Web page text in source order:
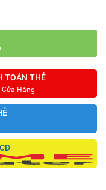
TOÁN THẺ
Hàng